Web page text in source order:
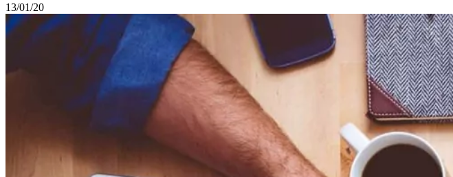
13/01/20